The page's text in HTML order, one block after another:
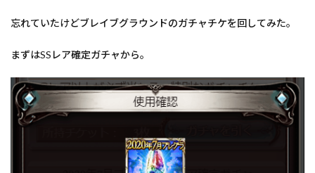
忘れていたけどブレイブグラウンドのガチャチケを回してみた。
まずはSSレア確定ガチャから。